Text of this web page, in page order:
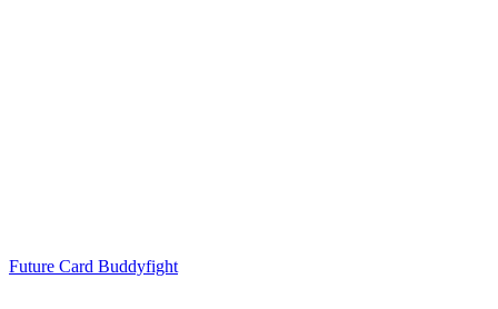
Future Card Buddyfight